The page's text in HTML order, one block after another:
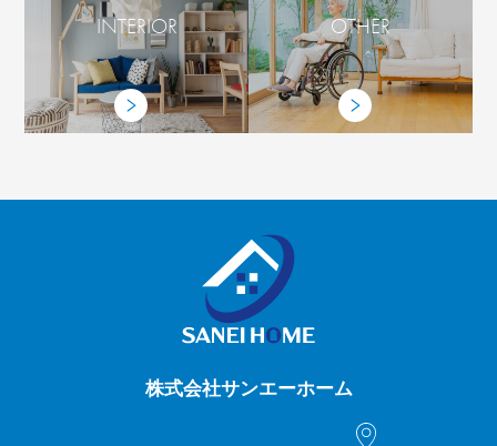
INTERIOR OTHER
株式会社サンエーホーム